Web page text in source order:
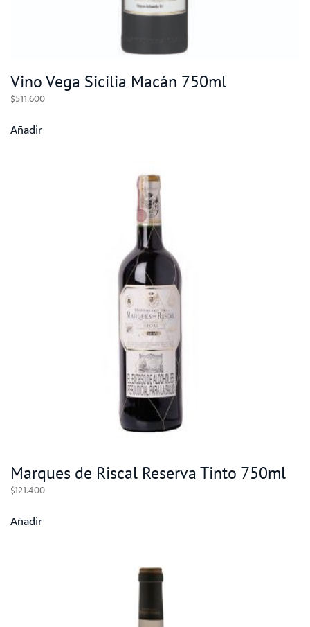
Vino Vega Sicilia Macán 750ml
$511.600
Añadir
Marques de Riscal Reserva Tinto 750ml
$121.400
Añadir